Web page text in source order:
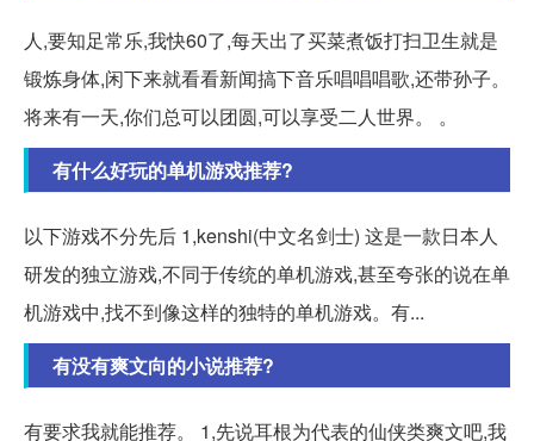
人,要知足常乐,我快60了,每天出了买菜煮饭打扫卫生就是
锻炼身体,闲下来就看看新闻搞下音乐唱唱唱歌,还带孙子。
将来有一天,你们总可以团圆,可以享受二人世界。 。
有什么好玩的单机游戏推荐?
以下游戏不分先后 1,kenshi(中文名剑士) 这是一款日本人
研发的独立游戏,不同于传统的单机游戏,甚至夸张的说在单
机游戏中,找不到像这样的独特的单机游戏。有...
有没有爽文向的小说推荐?
有要求我就能推荐。 1,先说耳根为代表的仙侠类爽文吧,我